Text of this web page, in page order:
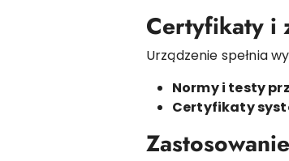
Certyfikaty i
Urządzenie spełnia
Normy i testy
Certyfikaty
Zastosowanie